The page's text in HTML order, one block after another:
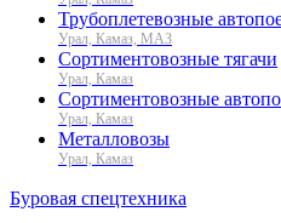
Трубоплетевозные
Урал, Камаз, МАЗ
Сортиментовозные тягачи
Урал, Камаз
Сортиментовозные
Урал, Камаз
Металловозы
Урал, Камаз
Буровая спецтехника